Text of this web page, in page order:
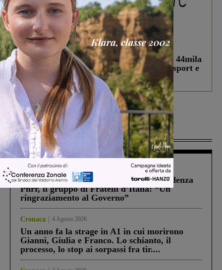
In vetrina 3 Agosto 2026
Estra Notizie agosto: Smart Cities, oltre 44mila
studenti coinvolti, torna il bando per lo sport e
debutta il podcast Estrair
Più lette
Figline Incisa Valdarno 1 Agosto 2026
Piscina di Figline finanziata oltre la scadenza
Pnrr, il gruppo di Fratelli d’Italia: “Un
ringraziamento al Governo”
Cronaca 4 Agosto 2026
Un anno fa la strage in A1 in cui morirono
Gianni, Giulia e Franco. Lo schianto, il
processo, lo stop ai sorpassi fra tir....